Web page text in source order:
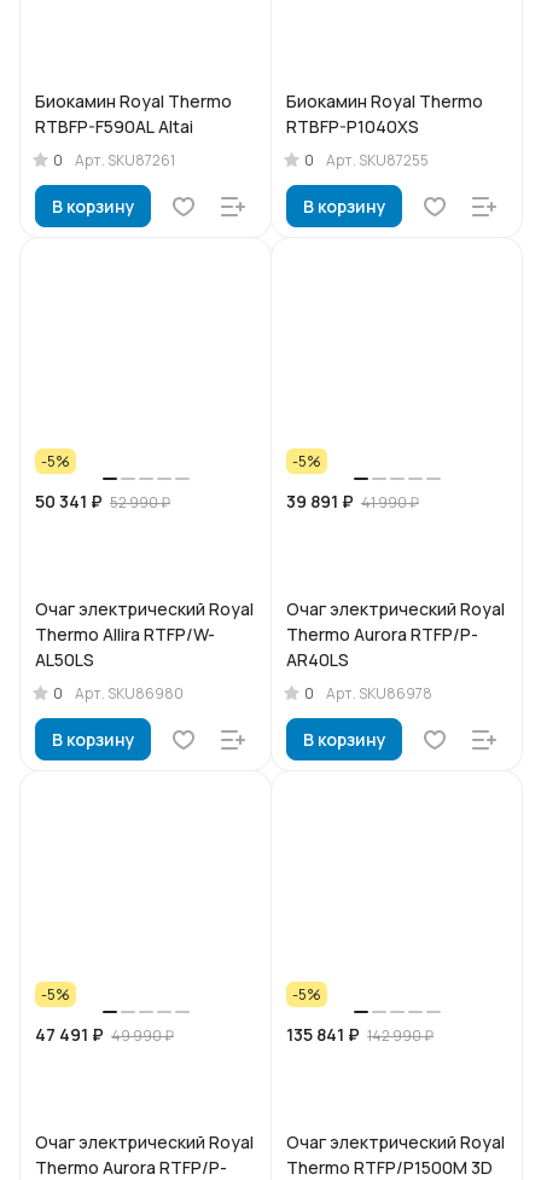
Биокамин Royal Thermo
RTBFP-F590AL Altai
0 Арт. SKU87261
В корзину
Биокамин Royal Thermo
RTBFP-P1040XS
0 Арт. SKU87255
В корзину
-5%
50 341 ₽ 52 990 ₽
Очаг электрический Royal
Thermo Allira RTFP/W-
AL50LS
0 Арт. SKU86980
В корзину
-5%
39 891 ₽ 41 990 ₽
Очаг электрический Royal
Thermo Aurora RTFP/P-
AR40LS
0 Арт. SKU86978
В корзину
-5%
47 491 ₽ 49 990 ₽
Очаг электрический Royal
Thermo Aurora RTFP/P-
-5%
135 841 ₽ 142 990 ₽
Очаг электрический Royal
Thermo RTFP/P1500M 3D